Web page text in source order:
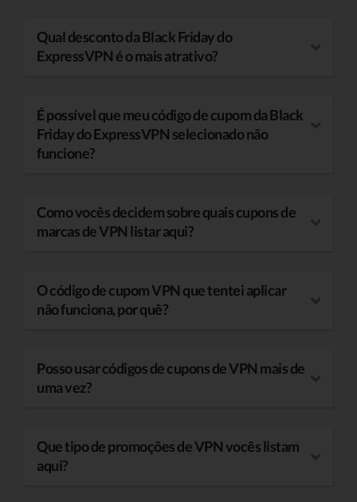
Qual desconto da Black Friday do
ExpressVPN é o mais atrativo?
É possível que meu código de cupom da Black
Friday do ExpressVPN selecionado não
funcione?
Como vocês decidem sobre quais cupons de
marcas de VPN listar aqui?
O código de cupom VPN que tentei aplicar
não funciona, por quê?
Posso usar códigos de cupons de VPN mais de
uma vez?
Que tipo de promoções de VPN vocês listam
aqui?